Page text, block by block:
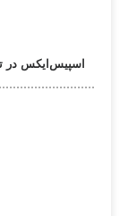
اسپیس‌ایکس در